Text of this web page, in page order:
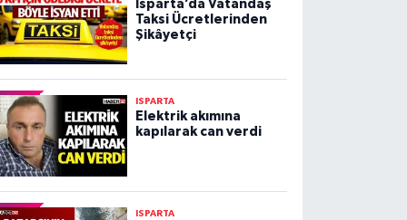
Isparta’da Vatandaş
Taksi Ücretlerinden
Şikâyetçi
ISPARTA
Elektrik akımına
kapılarak can verdi
ISPARTA